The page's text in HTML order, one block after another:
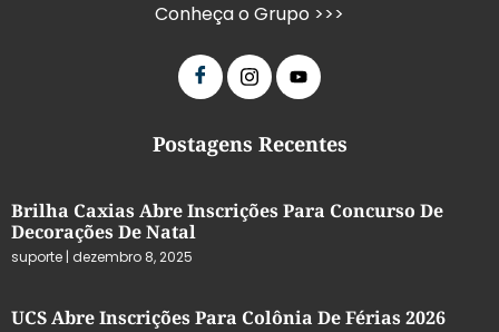
Conheça o Grupo >>>
Postagens Recentes
Brilha Caxias Abre Inscrições Para Concurso De
Decorações De Natal
suporte dezembro 8, 2025
UCS Abre Inscrições Para Colônia De Férias 2026